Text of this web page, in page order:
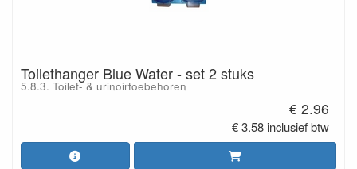
Toilethanger Blue Water - set 2 stuks
5.8.3. Toilet- & urinoirtoebehoren
€ 2.96
€ 3.58 inclusief btw